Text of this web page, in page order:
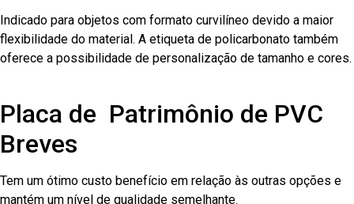
Indicado para objetos com formato curvilíneo devido a maior
flexibilidade do material. A etiqueta de policarbonato também
oferece a possibilidade de personalização de tamanho e cores.
Placa de Patrimônio de PVC
Breves
Tem um ótimo custo benefício em relação às outras opções e
mantém um nível de qualidade semelhante.